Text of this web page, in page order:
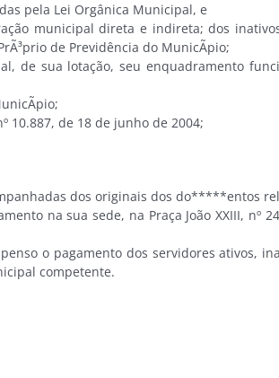
pela Lei Orgânica Municipal, e
municipal direta e indireta; dos
de Previdência do MunicÃ­pio;
de sua lotação, seu enquadramento
10.887, de 18 de junho de 2004;
dos originais dos do*****entos
na sua sede, na Praça João XXIII, nº
o pagamento dos servidores ativos,
competente.